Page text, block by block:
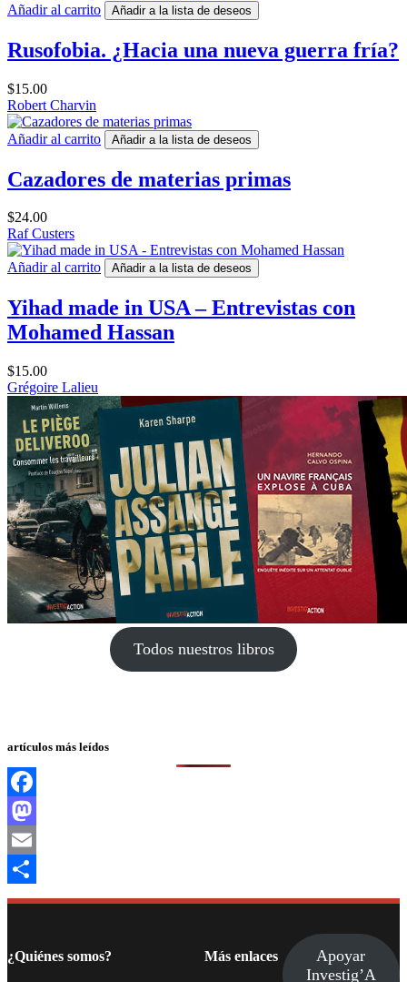
Añadir al carrito Añadir a la lista de deseos
Rusofobia. ¿Hacia una nueva guerra fría?
$15.00
Robert Charvin
Añadir al carrito Añadir a la lista de deseos
Cazadores de materias primas
$24.00
Raf Custers
Añadir al carrito Añadir a la lista de deseos
Yihad made in USA – Entrevistas con
Mohamed Hassan
$15.00
Grégoire Lalieu
Todos nuestros libros
artículos más leídos
Facebook
Mastodon
Email
Compartir
¿Quiénes somos?
Más enlaces
Apoyar
Investig’A